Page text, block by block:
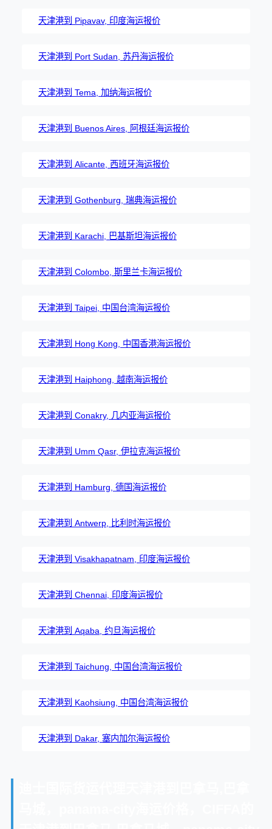
天津港到 Pipavav, 印度海运报价
天津港到 Port Sudan, 苏丹海运报价
天津港到 Tema, 加纳海运报价
天津港到 Buenos Aires, 阿根廷海运报价
天津港到 Alicante, 西班牙海运报价
天津港到 Gothenburg, 瑞典海运报价
天津港到 Karachi, 巴基斯坦海运报价
天津港到 Colombo, 斯里兰卡海运报价
天津港到 Taipei, 中国台湾海运报价
天津港到 Hong Kong, 中国香港海运报价
天津港到 Haiphong, 越南海运报价
天津港到 Conakry, 几内亚海运报价
天津港到 Umm Qasr, 伊拉克海运报价
天津港到 Hamburg, 德国海运报价
天津港到 Antwerp, 比利时海运报价
天津港到 Visakhapatnam, 印度海运报价
天津港到 Chennai, 印度海运报价
天津港到 Aqaba, 约旦海运报价
天津港到 Taichung, 中国台湾海运报价
天津港到 Kaohsiung, 中国台湾海运报价
天津港到 Dakar, 塞内加尔海运报价